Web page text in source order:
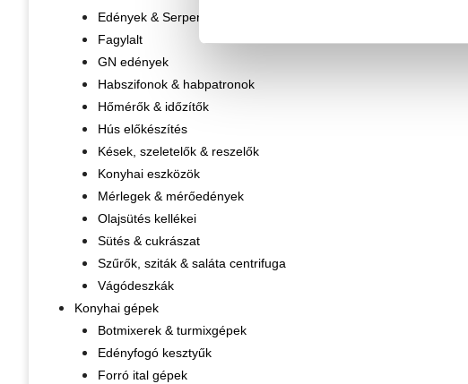
Edények & Serpenyők
Fagylalt
GN edények
Habszifonok & habpatronok
Hőmérők & időzítők
Hús előkészítés
Kések, szeletelők & reszelők
Konyhai eszközök
Mérlegek & mérőedények
Olajsütés kellékei
Sütés & cukrászat
Szűrők, sziták & saláta centrifuga
Vágódeszkák
Konyhai gépek
Botmixerek & turmixgépek
Edényfogó kesztyűk
Forró ital gépek